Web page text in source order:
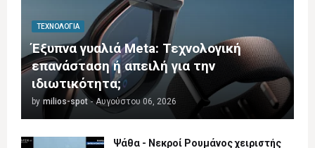
ΤΕΧΝΟΛΟΓΊΑ
Έξυπνα γυαλιά Meta: Τεχνολογική
επανάσταση ή απειλή για την
ιδιωτικότητα;
by milios-spot - Αυγούστου 06, 2026
Ψάθα - Νεκροί Ρουμάνος χειριστής